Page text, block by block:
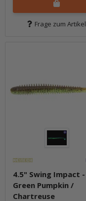
Frage zum Artikel
4.5" Swing Impact -
Green Pumpkin /
Chartreuse